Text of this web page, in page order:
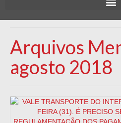
Arquivos
agosto 2018